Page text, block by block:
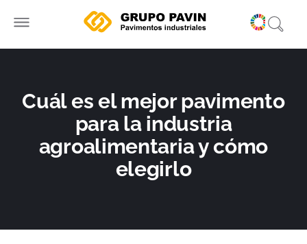
Cuál es el mejor pavimento
para la industria
agroalimentaria y cómo
elegirlo